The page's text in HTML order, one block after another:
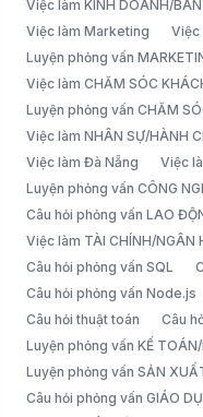
Việc làm KINH DOANH/
Việc làm Marketing
Việc
Luyện phỏng vấn
Việc làm CHĂM SÓC
Luyện phỏng vấn CHĂM
Việc làm NHÂN SỰ/HÀNH
Việc làm Đà Nẵng
Việc
Luyện phỏng vấn CÔNG
Câu hỏi phỏng vấn LAO
Việc làm TÀI CHÍNH/NGÂN
Câu hỏi phỏng vấn SQL
Câu hỏi phỏng vấn Node.js
Câu hỏi thuật toán
Câu
Luyện phỏng vấn KẾ
Luyện phỏng vấn SẢN
Câu hỏi phỏng vấn GIÁO